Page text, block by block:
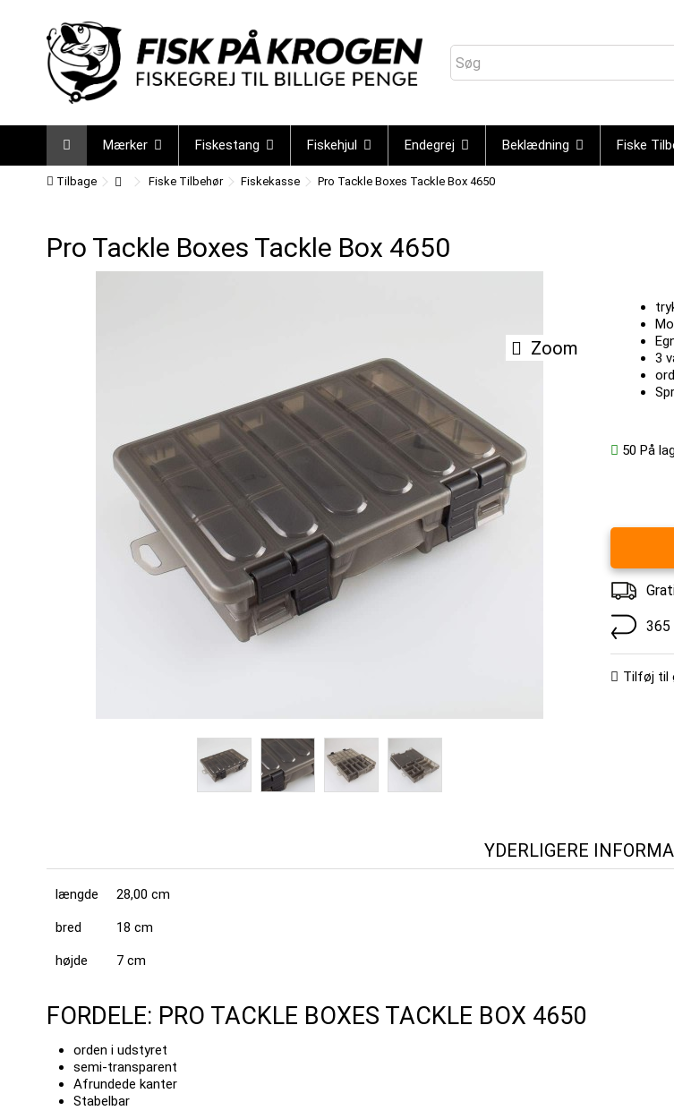
Mærker Fiskestang Fiskehjul Endegrej Beklædning Fiske
Tilbage Fiske Tilbehør Fiskekasse Pro Tackle Boxes Tackle Box 4650
Pro Tackle Boxes Tackle Box 4650
Zoom
3
50 På
365
Tilføj til
YDERLIGERE
længde 28,00 cm
bred 18 cm
højde 7 cm
FORDELE: PRO TACKLE BOXES TACKLE BOX 4650
orden i udstyret
semi-transparent
Afrundede kanter
Stabelbar